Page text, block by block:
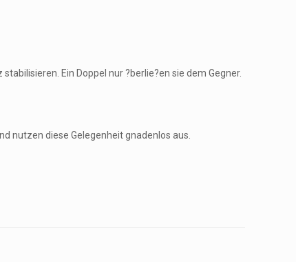
Ein Doppel nur ?berlie?en sie dem Gegner.
nutzen diese Gelegenheit gnadenlos aus.